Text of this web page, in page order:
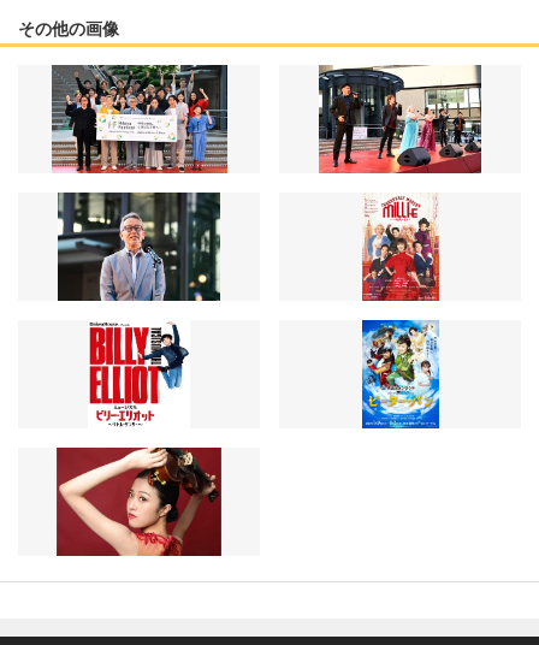
その他の画像